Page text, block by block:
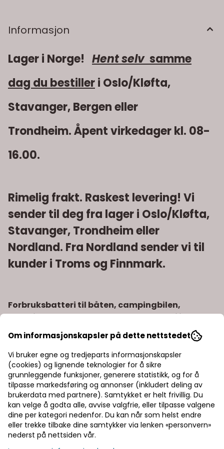
BREDDE (mm)190 HØYDE (mm)275 BOKSTYPEGC2 VEKT
(kg)29 ANMERKNINGER: Gele
Informasjon
Lager i Norge! Hent selvsamme
dag du bestilleri Oslo/Kløfta,
Stavanger, Bergen eller
Trondheim. Åpent virkedager kl. 08-
16.00.
Rimelig frakt. Raskest levering! Vi
sender til deg fra lager i Oslo/Kløfta,
Stavanger, Trondheim eller
Nordland. Fra Nordland sender vi til
kunder i Troms og Finnmark.
Forbruksbatteri til båten, campingbilen,
campingvogna, hytta utmerket batteri i
kombinasjon med solcellepanel. Mye brukt også
til elektrisk påhengsmotor. Vedlikeholdsfritt,
tåler vibrasjoner.
Exides EQUIPMENT GEL-batteriserie er konstruert for
båter, hytter, campingvogner med batteribanker
for navigasjons-, nød-, sikkerhets- og komfortutstyr.
Batteriene blir delvis eller fullstendig utladet ved
bruk.
EQUIPMENT GEL-batterienes spesielle konstruksjon
Om informasjonskapsler på dette nettstedet
Vi bruker egne og tredjeparts informasjonskapsler
(cookies) og lignende teknologier for å sikre
grunnleggende funksjoner, generere statistikk, og for å
tilpasse markedsføring og annonser (inkludert deling av
brukerdata med partnere). Samtykket er helt frivillig. Du
kan velge å godta alle, avvise valgfrie, eller tilpasse valgene
dine per kategori nedenfor. Du kan når som helst endre
eller trekke tilbake dine samtykker via lenken «personvern»
nederst på nettsiden vår.